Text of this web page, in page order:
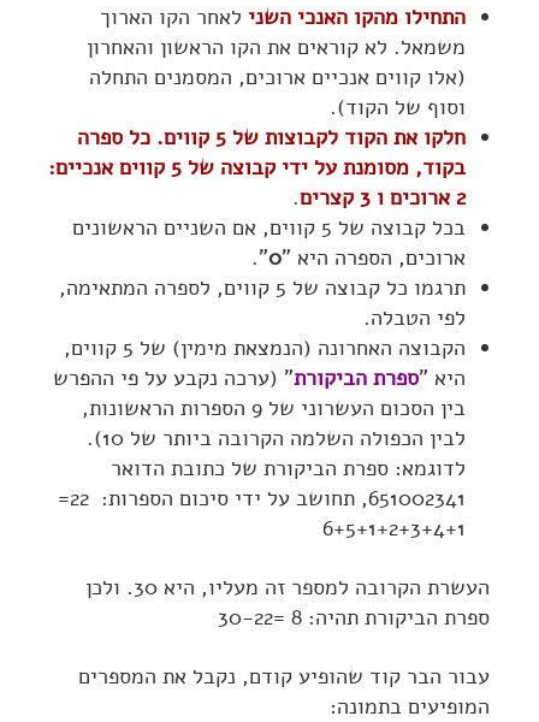
התחילו מהקו האנכי השני לאחר הקו הארוך
משמאל. לא קוראים את הקו הראשון והאחרון
(אלו קווים אנכיים ארוכים, המסמנים התחלה
וסוף של הקוד).
חלקו את הקוד לקבוצות של 5 קווים. כל ספרה
בקוד, מסומנת על ידי קבוצה של 5 קווים אנכיים:
2 ארוכים ו 3 קצרים
.
בכל קבוצה של 5 קווים, אם השניים הראשונים
ארוכים, הספרה היא "0
".
תרגמו כל קבוצה של 5 קווים, לספרה המתאימה,
לפי הטבלה.
הקבוצה האחרונה (הנמצאת מימין) של 5 קווים,
היא "ספרת הביקורת" (ערכה נקבע על פי ההפרש
בין הסכום העשרוני של 9 הספרות הראשונות,
לבין הכפולה השלמה הקרובה ביותר של 10).
לדוגמא: ספרת הביקורת של כתובת הדואר
651002341, תחושב על ידי סיכום הספרות: 22=
6+5+1+2+3+4+1
העשרת הקרובה למספר זה מעליו, היא 30. ולכן
ספרת הביקורת תהיה: 8 =30-22
עבור הבר קוד שהופיע קודם, נקבל את המספרים
המופיעים בתמונה: